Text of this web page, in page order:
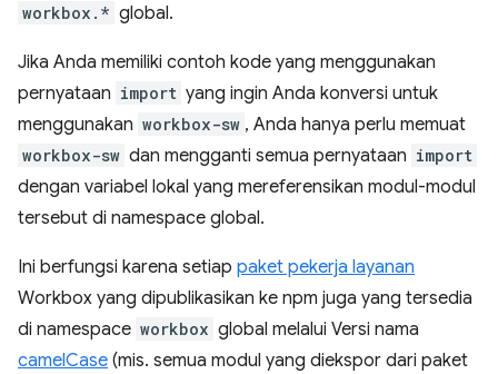
workbox.* global.
Jika Anda memiliki contoh kode yang menggunakan
pernyataan import yang ingin Anda konversi untuk
menggunakan workbox-sw , Anda hanya perlu memuat
workbox-sw dan mengganti semua pernyataan import
dengan variabel lokal yang mereferensikan modul-modul
tersebut di namespace global.
Ini berfungsi karena setiap paket pekerja layanan
Workbox yang dipublikasikan ke npm juga yang tersedia
di namespace workbox global melalui Versi nama
camelCase (mis. semua modul yang diekspor dari paket